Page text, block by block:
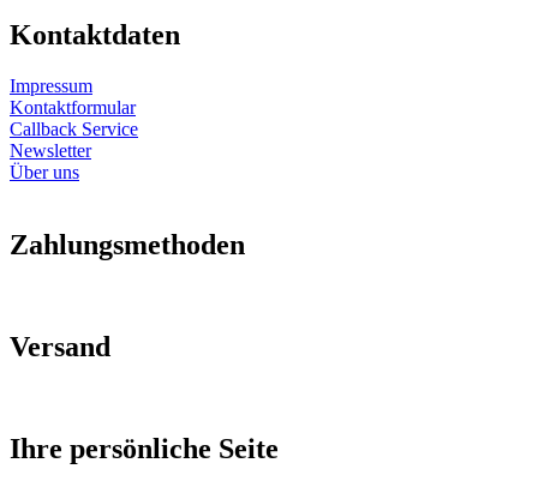
Kontaktdaten
Impressum
Kontaktformular
Callback Service
Newsletter
Über uns
Zahlungsmethoden
Versand
Ihre persönliche Seite